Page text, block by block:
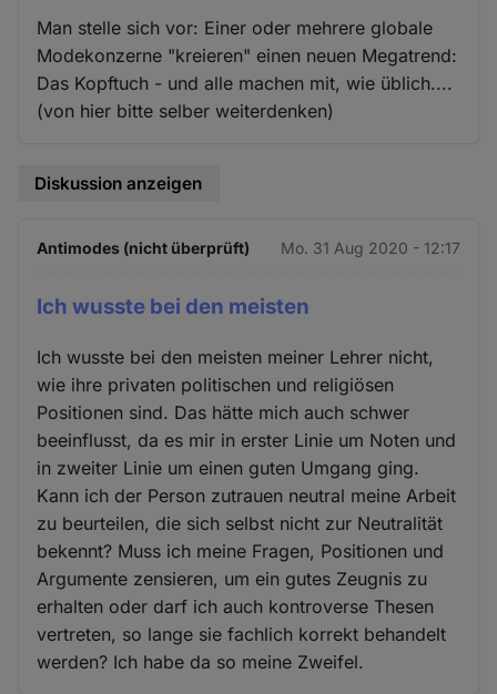
Man stelle sich vor: Einer oder mehrere globale
Modekonzerne "kreieren" einen neuen Megatrend:
Das Kopftuch - und alle machen mit, wie üblich....
(von hier bitte selber weiterdenken)
Diskussion anzeigen
Antimodes (nicht überprüft) Mo. 31 Aug 2020 - 12:17
Ich wusste bei den meisten
Ich wusste bei den meisten meiner Lehrer nicht,
wie ihre privaten politischen und religiösen
Positionen sind. Das hätte mich auch schwer
beeinflusst, da es mir in erster Linie um Noten und
in zweiter Linie um einen guten Umgang ging.
Kann ich der Person zutrauen neutral meine Arbeit
zu beurteilen, die sich selbst nicht zur Neutralität
bekennt? Muss ich meine Fragen, Positionen und
Argumente zensieren, um ein gutes Zeugnis zu
erhalten oder darf ich auch kontroverse Thesen
vertreten, so lange sie fachlich korrekt behandelt
werden? Ich habe da so meine Zweifel.